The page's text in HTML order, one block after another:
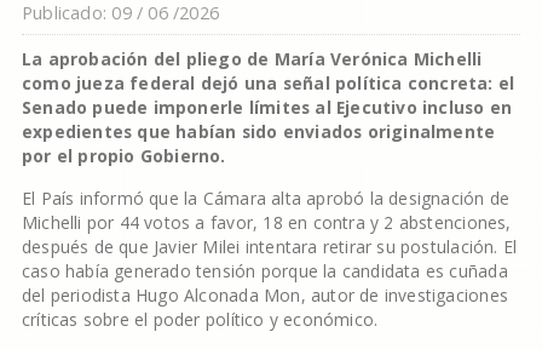
Publicado: 09 / 06 /2026
La aprobación del pliego de María Verónica Michelli
como jueza federal dejó una señal política concreta: el
Senado puede imponerle límites al Ejecutivo incluso en
expedientes que habían sido enviados originalmente
por el propio Gobierno.
El País informó que la Cámara alta aprobó la designación de
Michelli por 44 votos a favor, 18 en contra y 2 abstenciones,
después de que Javier Milei intentara retirar su postulación. El
caso había generado tensión porque la candidata es cuñada
del periodista Hugo Alconada Mon, autor de investigaciones
críticas sobre el poder político y económico.